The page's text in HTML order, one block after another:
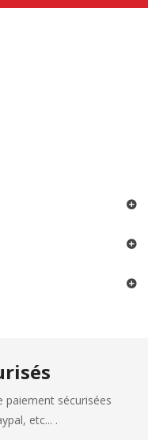
paiement sécurisées
etc... .